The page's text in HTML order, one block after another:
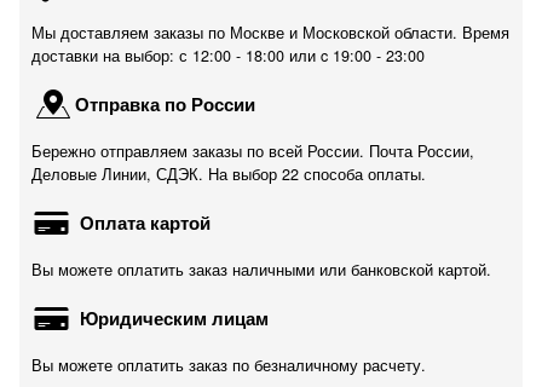
Мы доставляем заказы по Москве и Московской области. Время
доставки на выбор: с 12:00 - 18:00 или c 19:00 - 23:00
Отправка по России
Бережно отправляем заказы по всей России. Почта России,
Деловые Линии, СДЭК. На выбор 22 способа оплаты.
Оплата картой
Вы можете оплатить заказ наличными или банковской картой.
Юридическим лицам
Вы можете оплатить заказ по безналичному расчету.